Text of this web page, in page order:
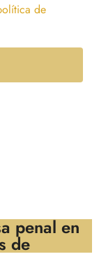
de
penal en
de